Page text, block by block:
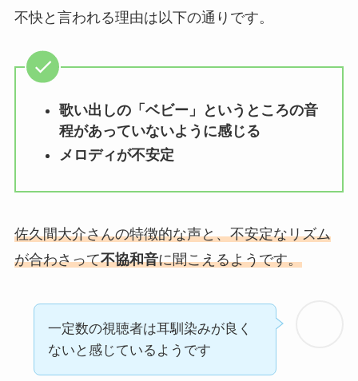
不快と言われる理由は以下の通りです。
歌い出しの「ベビー」というところの音
程があっていないように感じる
メロディが不安定
佐久間大介さんの特徴的な声と、不安定なリズム
が合わさって不協和音に聞こえるようです。
一定数の視聴者は耳馴染みが良く
ないと感じているようです